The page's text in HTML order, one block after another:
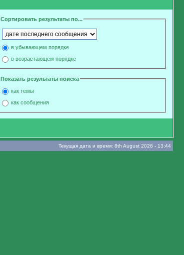
Сортировать результаты по...
в убывающем порядке
в возрастающем порядке
Показать результаты поиска
как темы
как сообщения
Текущая дата и время: 8th August 2026 - 13:44